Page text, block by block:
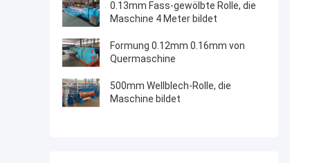
0.13mm Fass-gewölbte Rolle, die
Maschine 4 Meter bildet
Formung 0.12mm 0.16mm von
Quermaschine
500mm Wellblech-Rolle, die
Maschine bildet